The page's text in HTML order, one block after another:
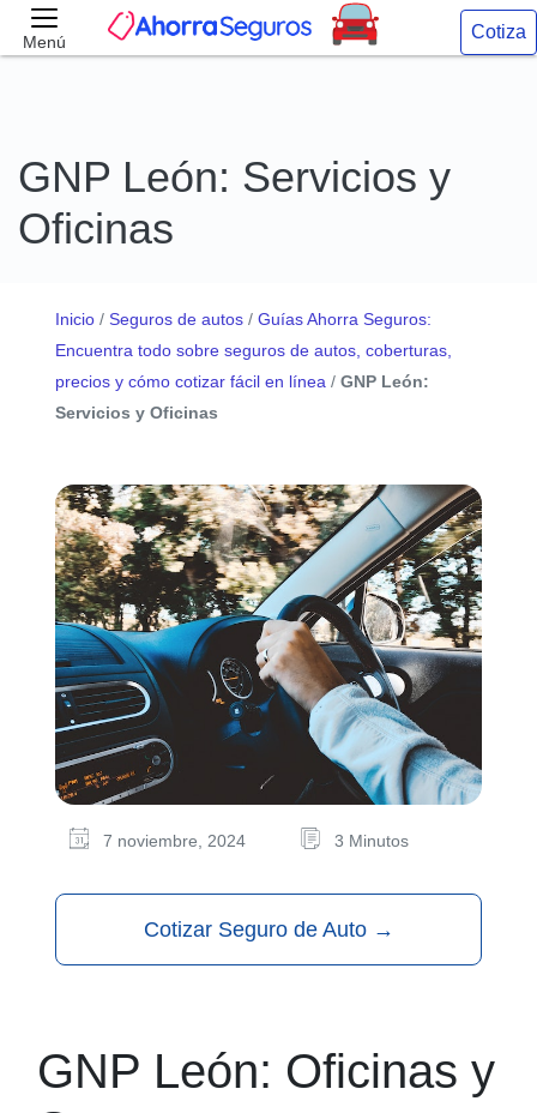
Menú Cotiza
GNP León: Servicios y
Oficinas
Inicio / Seguros de autos / Guías Ahorra Seguros:
Encuentra todo sobre seguros de autos, coberturas,
precios y cómo cotizar fácil en línea / GNP León:
Servicios y Oficinas
7 noviembre, 2024 3 Minutos
Cotizar Seguro de Auto →
GNP León: Oficinas y